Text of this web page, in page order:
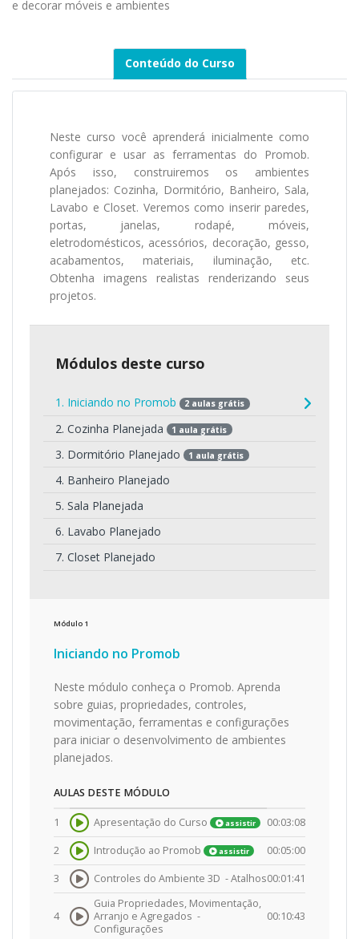
e decorar móveis e ambientes
Conteúdo do Curso
Neste curso você aprenderá inicialmente como
configurar e usar as ferramentas do Promob.
Após isso, construiremos os ambientes
planejados: Cozinha, Dormitório, Banheiro, Sala,
Lavabo e Closet. Veremos como inserir paredes,
portas, janelas, rodapé, móveis,
eletrodomésticos, acessórios, decoração, gesso,
acabamentos, materiais, iluminação, etc.
Obtenha imagens realistas renderizando seus
projetos.
Módulos deste curso
1. Iniciando no Promob 2 aulas grátis
2. Cozinha Planejada 1 aula grátis
3. Dormitório Planejado 1 aula grátis
4. Banheiro Planejado
5. Sala Planejada
6. Lavabo Planejado
7. Closet Planejado
Módulo 1
Iniciando no Promob
Neste módulo conheça o Promob. Aprenda
sobre guias, propriedades, controles,
movimentação, ferramentas e configurações
para iniciar o desenvolvimento de ambientes
planejados.
AULAS DESTE MÓDULO
1 Apresentação do Curso assistir 00:03:08
2 Introdução ao Promob assistir 00:05:00
3 Controles do Ambiente 3D -Atalhos00:01:41
4
Guia Propriedades, Movimentação,
Arranjo e Agregados -
Configurações
00:10:43